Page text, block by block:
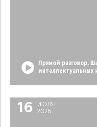
Прямой разговор.
интеллектуальных
16
ИЮЛЯ
2026